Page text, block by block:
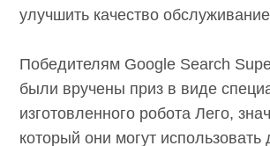
улучшить качество
Победителям Google Search
были вручены приз в виде
изготовленного робота Лего,
который они могут использовать